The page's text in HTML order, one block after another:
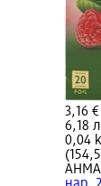
3,16 €
6,18
0,04